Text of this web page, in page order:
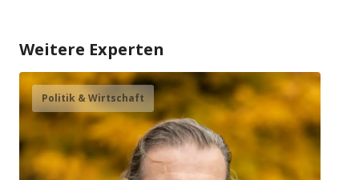
Weitere Experten
Politik & Wirtschaft